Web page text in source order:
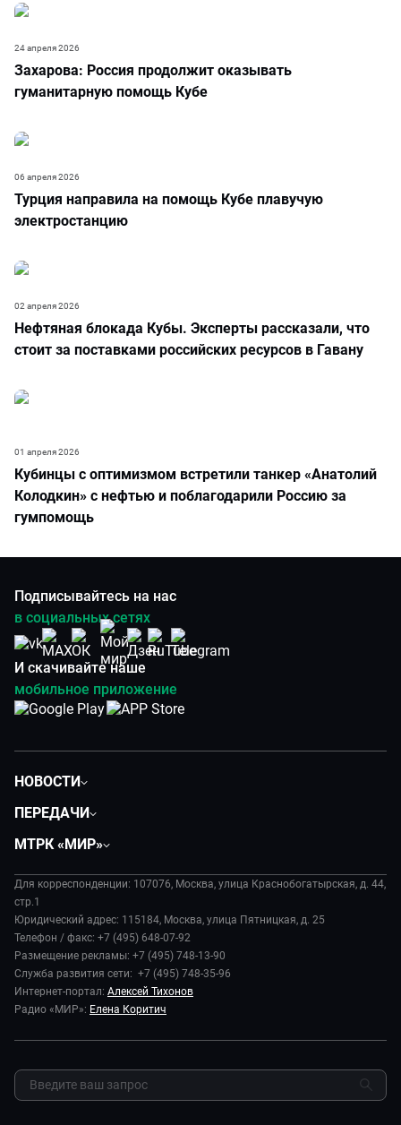
Захарова: Россия продолжит оказывать
гуманитарную помощь Кубе
24 апреля 2026
Турция направила на помощь Кубе плавучую
электростанцию
06 апреля 2026
Нефтяная блокада Кубы. Эксперты рассказали, что
стоит за поставками российских ресурсов в Гавану
02 апреля 2026
Кубинцы с оптимизмом встретили танкер «Анатолий
Колодкин» с нефтью и поблагодарили Россию за
гумпомощь
01 апреля 2026
Подписывайтесь на нас
в социальных сетях
И скачивайте наше
мобильное приложение
НОВОСТИ
Экономика
Происшествия
В содружестве
В мире
Наука и технологии
Здоровье и медицина
Спорт
Шоу-бизнес
Стиль жизни
ПЕРЕДАЧИ
Дела судебные
Диктор делает
Игра в кино
Игра в кино. Мультфильмы
Исторический детектив
Миллион за 5 минут
Мировое соглашение
МТРК «МИР»
История
Руководство
Новости компании
Пресса о нас
Карьера
Реклама
Закупки и тендеры
Обратная связь
Для корреспонденции: 107076, Москва, улица Краснобогатырская, д. 44,
стр.1
Юридический адрес: 115184, Москва, улица Пятницкая, д. 25
Телефон / факс: +7 (495) 648-07-92
Размещение рекламы: +7 (495) 748-13-90
Служба развития сети: +7 (495) 748-35-96
Интернет-портал: Алексей Тихонов
Радио «МИР»: Елена Коритич